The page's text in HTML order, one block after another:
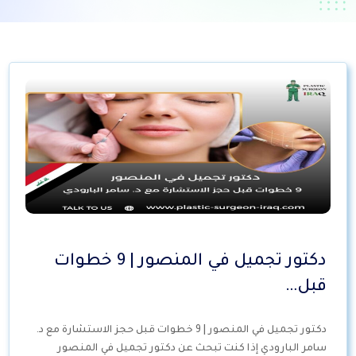
دكتور تجميل في المنصور | 9 خطوات
قبل…
دكتور تجميل في المنصور | 9 خطوات قبل حجز الاستشارة مع د.
سامر البارودي إذا كنت تبحث عن دكتور تجميل في المنصور